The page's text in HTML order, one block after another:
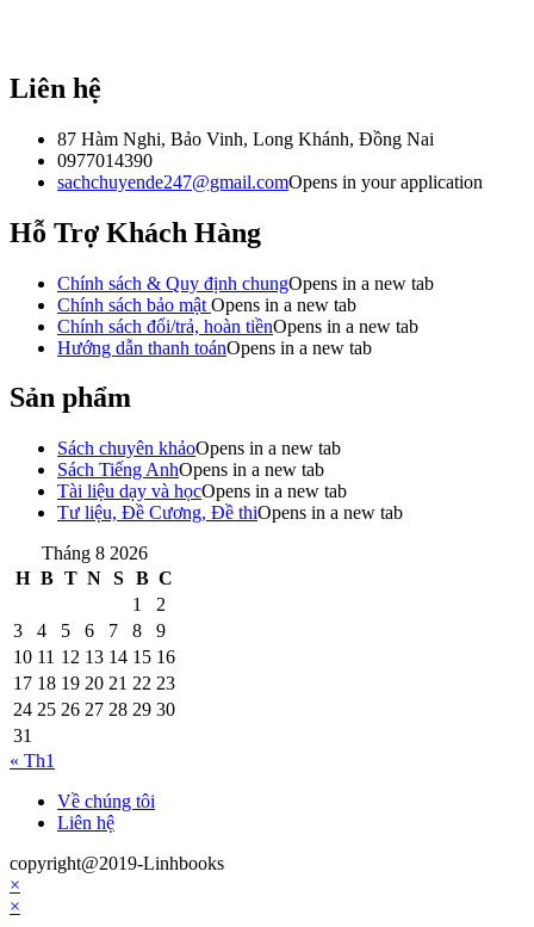
Liên hệ
87 Hàm Nghi, Bảo Vinh, Long Khánh, Đồng Nai
0977014390
sachchuyende247@gmail.comOpens in your application
Hỗ Trợ Khách Hàng
Chính sách & Quy định chungOpens in a new tab
Chính sách bảo mật Opens in a new tab
Chính sách đổi/trả, hoàn tiềnOpens in a new tab
Hướng dẫn thanh toánOpens in a new tab
Sản phẩm
Sách chuyên khảoOpens in a new tab
Sách Tiếng AnhOpens in a new tab
Tài liệu dạy và họcOpens in a new tab
Tư liệu, Đề Cương, Đề thiOpens in a new tab
Tháng 8 2026
H B T N S B C
1
2
3
4 5 6 7 8
9
10 11 12 13 14 15 16
17 18 19 20 21 22 23
24 25 26 27 28 29 30
31
« Th1
Về chúng tôi
Liên hệ
copyright@2019-Linhbooks
×
×